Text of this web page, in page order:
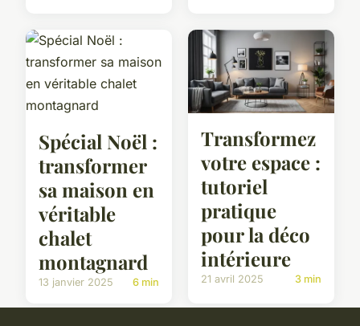
Spécial Noël :
transformer
sa maison en
véritable
chalet
montagnard
13 janvier 2025 6 min
Transformez
votre espace :
tutoriel
pratique
pour la déco
intérieure
21 avril 2025 3 min